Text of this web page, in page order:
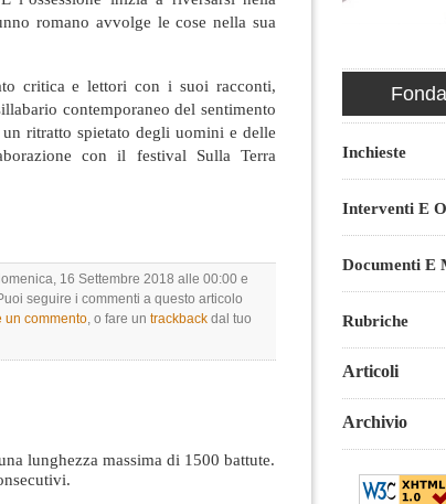
romano avvolge le cose nella sua
critica e lettori con i suoi racconti,
contemporaneo del sentimento
ritratto spietato degli uomini e delle
con il festival Sulla Terra
16 Settembre 2018 alle 00:00 e
Puoi seguire i commenti a questo articolo
un commento , o fare un trackback dal tuo
lunghezza massima di 1500 battute.
Inchieste
Interventi E
Documenti E
Rubriche
Articoli
Archivio